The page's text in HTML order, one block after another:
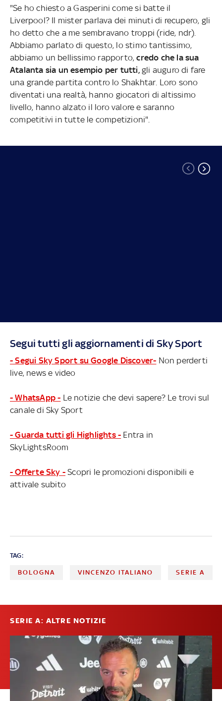
"Se ho chiesto a Gasperini come si batte il
Liverpool? Il mister parlava dei minuti di recupero, gli
ho detto che a me sembravano troppi (ride, ndr).
Abbiamo parlato di questo, lo stimo tantissimo,
abbiamo un bellissimo rapporto,credo che la sua
Atalanta sia un esempio per tutti,gli auguro di fare
una grande partita contro lo Shakhtar. Loro sono
diventati una realtà, hanno giocatori di altissimo
livello, hanno alzato il loro valore e saranno
competitivi in tutte le competizioni".
Segui tutti gli aggiornamenti di Sky Sport
- Segui Sky Sport su Google Discover- Non perderti
live, news e video
- WhatsApp - Le notizie che devi sapere? Le trovi sul
canale di Sky Sport
- Guarda tutti gli Highlights - Entra in
SkyLightsRoom
- Offerte Sky - Scopri le promozioni disponibili e
attivale subito
TAG:
BOLOGNA VINCENZO ITALIANO SERIE A
SERIE A: ALTRE NOTIZIE